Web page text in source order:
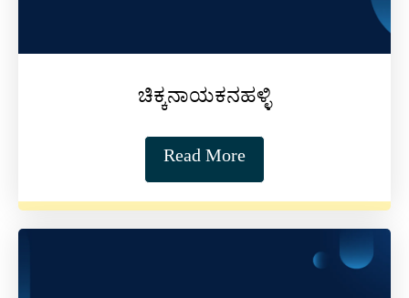
ಚಿಕ್ಕನಾಯಕನಹಳ್ಳಿ
Read More